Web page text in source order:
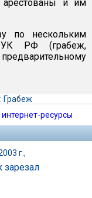
и им
по нескольким
РФ (грабеж,
Грабеж
ресурсы
г.,
зарезал